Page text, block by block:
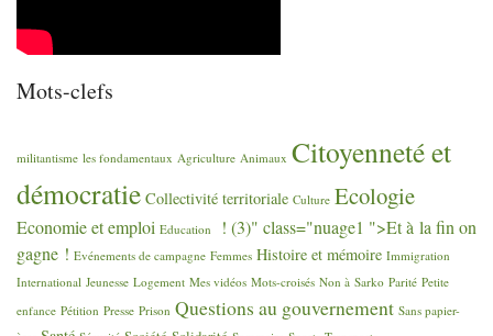
Mots-clefs
militantisme les fondamentaux Agriculture Animaux Citoyenneté et
démocratie Collectivité territoriale Culture Ecologie
Economie et emploi Education
! (3)" class="nuage1 ">Et à la fin on
gagne ! Evénements de campagne Femmes Histoire et mémoire Immigration
International Jeunesse Logement Mes vidéos Mots-croisés Non à Sarko Parité Petite
enfance Pétition Presse Prison Questions au gouvernement Sans papier-